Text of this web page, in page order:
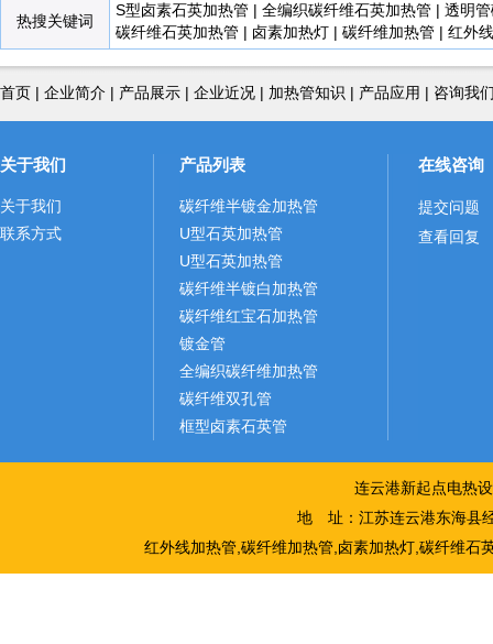
热搜关键词
S型卤素石英加热管 | 全编织碳纤维石英加热管 | 透明
碳纤维石英加热管 | 卤素加热灯 | 碳纤维加热管 | 红外
首页 | 企业简介 | 产品展示 | 企业近况 | 加热管知识 | 产品应用 | 咨询我
关于我们
关于我们
联系方式
产品列表
碳纤维半镀金加热管
U型石英加热管
U型石英加热管
碳纤维半镀白加热管
碳纤维红宝石加热管
镀金管
全编织碳纤维加热管
碳纤维双孔管
框型卤素石英管
在线咨询
提交问题
查看回复
连云港新起点电热
地 址：江苏连云港东海县
红外线加热管,碳纤维加热管,卤素加热灯,碳纤维